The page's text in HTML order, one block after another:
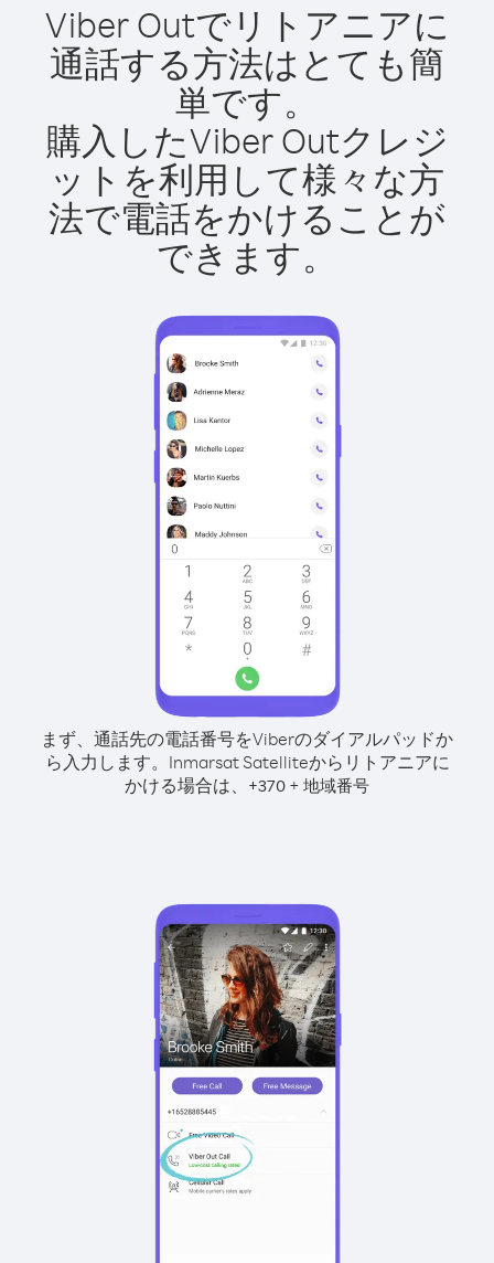
Viber Outでリトアニアに
通話する方法はとても簡
単です。
購入したViber Outクレジ
ットを利用して様々な方
法で電話をかけることが
できます。
まず、通話先の電話番号をViberのダイアルパッドか
ら入力します。 Inmarsat Satelliteからリトアニアに
かける場合は、 +370 + 地域番号